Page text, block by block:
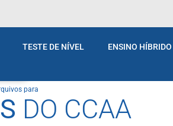
TESTE DE NÍVEL ENSINO HÍBRIDO
para
DO CCAA